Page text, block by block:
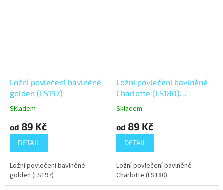
Ložní povlečení bavlněné
golden (LS197)
Skladem
od 89 Kč
DETAIL
Ložní povlečení bavlněné
golden (LS197)
Ložní povlečení bavlněné
Charlotte (LS180)
Knoflíkové
Skladem
od 89 Kč
DETAIL
Ložní povlečení bavlněné
Charlotte (LS180)